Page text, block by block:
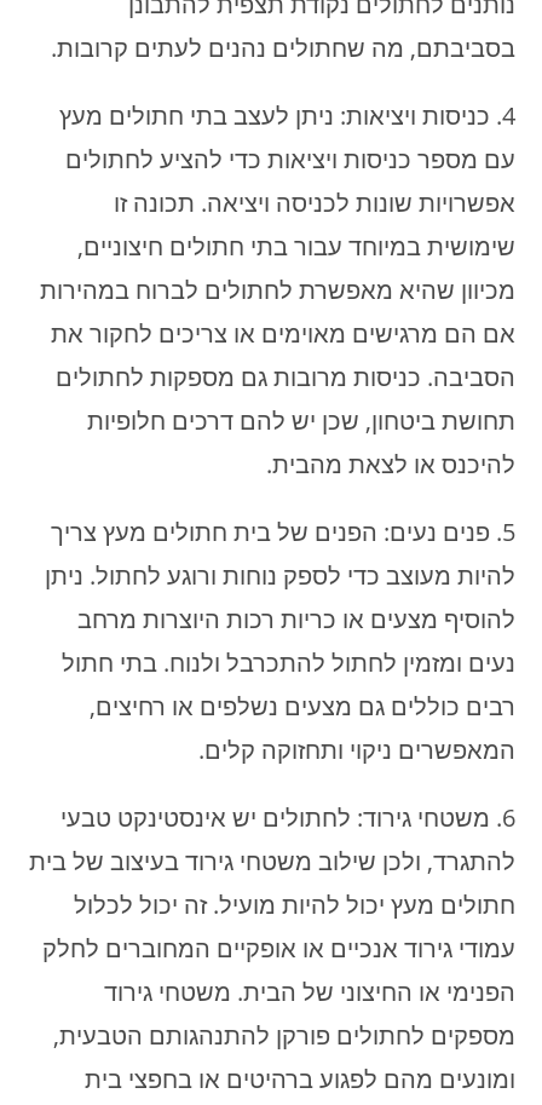
בסביבתם, מה שחתולים נהנים לעתים קרובות.
4. כניסות ויציאות: ניתן לעצב בתי חתולים מעץ
עם מספר כניסות ויציאות כדי להציע לחתולים
אפשרויות שונות לכניסה ויציאה. תכונה זו
שימושית במיוחד עבור בתי חתולים חיצוניים,
מכיוון שהיא מאפשרת לחתולים לברוח במהירות
אם הם מרגישים מאוימים או צריכים לחקור את
הסביבה. כניסות מרובות גם מספקות לחתולים
תחושת ביטחון, שכן יש להם דרכים חלופיות
להיכנס או לצאת מהבית.
5. פנים נעים: הפנים של בית חתולים מעץ צריך
להיות מעוצב כדי לספק נוחות ורוגע לחתול. ניתן
להוסיף מצעים או כריות רכות היוצרות מרחב
נעים ומזמין לחתול להתכרבל ולנוח. בתי חתול
רבים כוללים גם מצעים נשלפים או רחיצים,
המאפשרים ניקוי ותחזוקה קלים.
6. משטחי גירוד: לחתולים יש אינסטינקט טבעי
להתגרד, ולכן שילוב משטחי גירוד בעיצוב של בית
חתולים מעץ יכול להיות מועיל. זה יכול לכלול
עמודי גירוד אנכיים או אופקיים המחוברים לחלק
הפנימי או החיצוני של הבית. משטחי גירוד
מספקים לחתולים פורקן להתנהגותם הטבעית,
ומונעים מהם לפגוע ברהיטים או בחפצי בית